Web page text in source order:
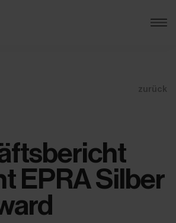
zurück
EPRA Silber